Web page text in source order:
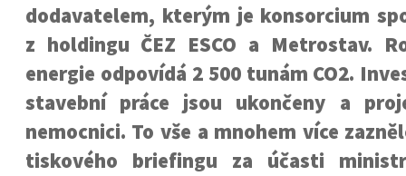
dodavatelem, kterým je konsorcium
z holdingu ČEZ ESCO a Metrostav.
energie odpovídá 2 500 tunám CO2.
stavební práce jsou ukončeny a
nemocnici. To vše a mnohem více
tiskového briefingu za účasti